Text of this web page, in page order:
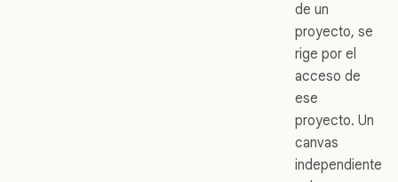
de un
proyecto, se
rige por el
acceso de
ese
proyecto. Un
canvas
independiente